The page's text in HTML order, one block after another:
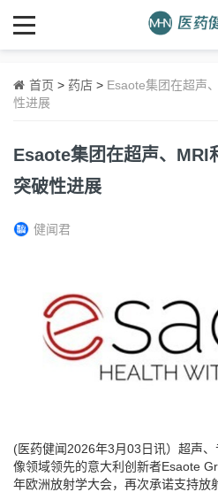
首页 > 药店 > Esaote集团在超声
性进展
Esaote集团在超声、MRI
突破性进展
健闻君
(医药健闻2026年3月03日讯）超声
像领域领先的意大利创新者Esaote
年欧洲放射学大会，再次承诺支持放